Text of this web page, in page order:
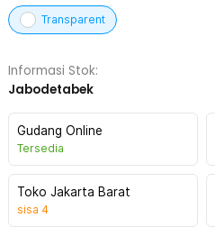
Transparent
Informasi Stok:
Jabodetabek
Gudang Online
Tersedia
Toko Jakarta Barat
sisa 4